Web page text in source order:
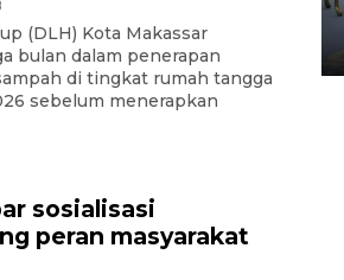
(DLH) Kota Makassar
bulan dalam penerapan
di tingkat rumah tangga
sebelum menerapkan
sosialisasi
peran masyarakat
12:51 WIB